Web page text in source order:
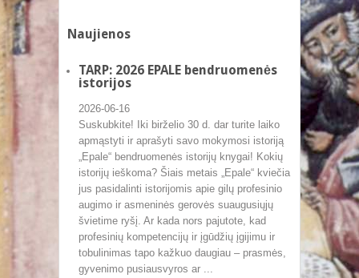
Naujienos
TARP: 2026 EPALE bendruomenės
istorijos
2026-06-16
Suskubkite! Iki birželio 30 d. dar turite laiko
apmąstyti ir aprašyti savo mokymosi istoriją
„Epale“ bendruomenės istorijų knygai! Kokių
istorijų ieškoma? Šiais metais „Epale“ kviečia
jus pasidalinti istorijomis apie gilų profesinio
augimo ir asmeninės gerovės suaugusiųjų
švietime ryšį. Ar kada nors pajutote, kad
profesinių kompetencijų ir įgūdžių įgijimu ir
tobulinimas tapo kažkuo daugiau – prasmės,
gyvenimo pusiausvyros ar ...